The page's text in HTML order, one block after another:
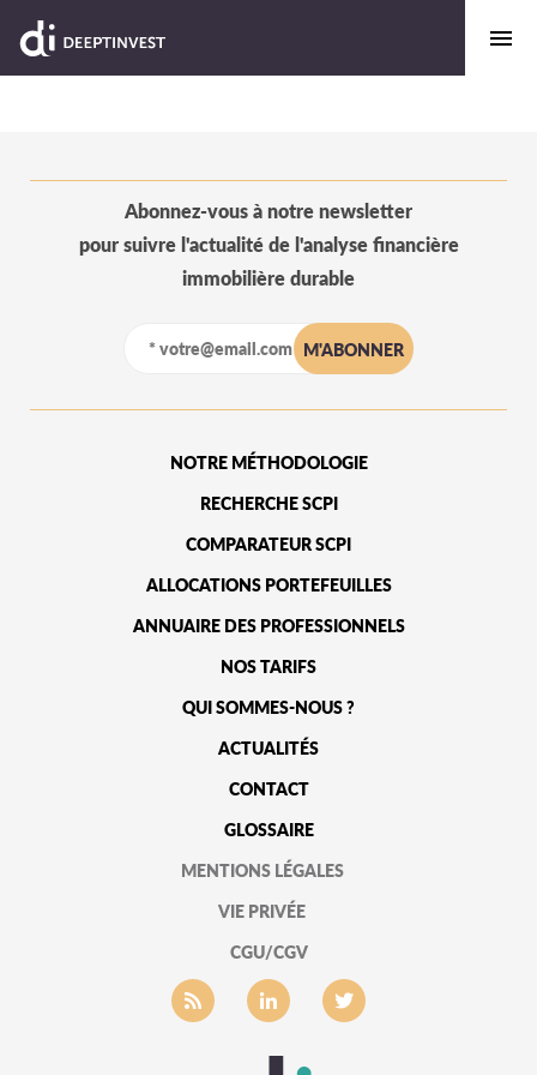
Abonnez-vous à notre newsletter
pour suivre l'actualité de l'analyse financière
immobilière durable
NOTRE MÉTHODOLOGIE
RECHERCHE SCPI
COMPARATEUR SCPI
ALLOCATIONS PORTEFEUILLES
ANNUAIRE DES PROFESSIONNELS
NOS TARIFS
QUI SOMMES-NOUS ?
ACTUALITÉS
CONTACT
GLOSSAIRE
MENTIONS LÉGALES
VIE PRIVÉE
CGU/CGV